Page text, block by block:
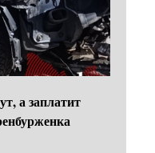
а заплатит